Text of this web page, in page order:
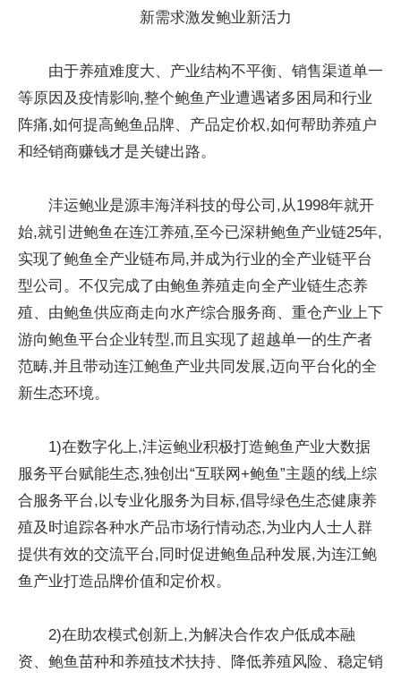
新需求激发鲍业新活力
由于养殖难度大、产业结构不平衡、销售渠道单一
等原因及疫情影响,整个鲍鱼产业遭遇诸多困局和行业
阵痛,如何提高鲍鱼品牌、产品定价权,如何帮助养殖户
和经销商赚钱才是关键出路。
沣运鲍业是源丰海洋科技的母公司,从1998年就开
始,就引进鲍鱼在连江养殖,至今已深耕鲍鱼产业链25年,
实现了鲍鱼全产业链布局,并成为行业的全产业链平台
型公司。不仅完成了由鲍鱼养殖走向全产业链生态养
殖、由鲍鱼供应商走向水产综合服务商、重仓产业上下
游向鲍鱼平台企业转型,而且实现了超越单一的生产者
范畴,并且带动连江鲍鱼产业共同发展,迈向平台化的全
新生态环境。
1)在数字化上,沣运鲍业积极打造鲍鱼产业大数据
服务平台赋能生态,独创出“互联网+鲍鱼”主题的线上综
合服务平台,以专业化服务为目标,倡导绿色生态健康养
殖及时追踪各种水产品市场行情动态,为业内人士人群
提供有效的交流平台,同时促进鲍鱼品种发展,为连江鲍
鱼产业打造品牌价值和定价权。
2)在助农模式创新上,为解决合作农户低成本融
资、鲍鱼苗种和养殖技术扶持、降低养殖风险、稳定销